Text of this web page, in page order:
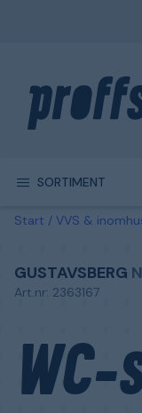
SORTIMENT
Start VVS &
GUSTAVSBERG
Art.nr: 2363167